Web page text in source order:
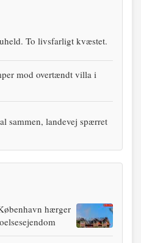
To livsfarligt kvæstet.
mod overtændt villa i
sammen, landevej spærret
hærger